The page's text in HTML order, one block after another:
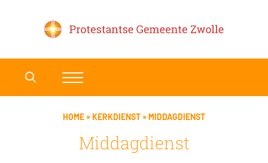
HOME »KERKDIENST »MIDDAGDIENST
Middagdienst